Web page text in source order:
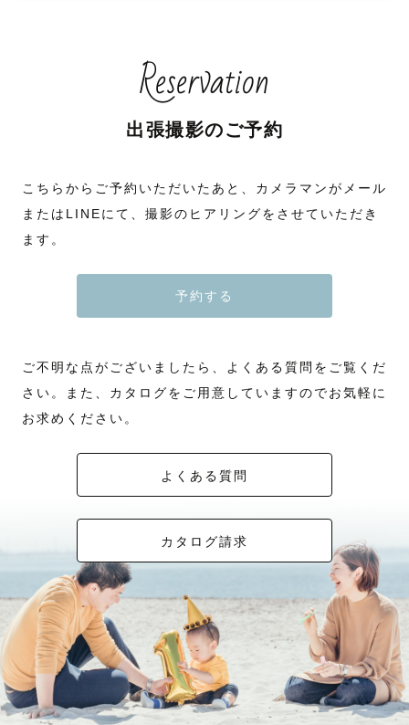
⛩️七五三認定フォトグラファー
🤱🏼お宮参り認定フォトグラファー
👶🏻ナチュラルニューボーン認定フォトグラファー
です！
▶長年風景写真にも携わっているため、青森のロケーションに詳しいで
す。青森ならではの自然風景を取り入れた写真、夕日のドラマチックな雰
▶海外生活の経験があり、日常コミュニケーション程度の英会話が可能で
nice during the shooting! Send me a message through LINE below.
▶青森県内は交通費無料で出張いたします!!
🐑 自己紹介 🐑
青森で生まれ育ちましたが、大学入学とともに北海道へ行き、そこで旅と
写真に目覚め、以降放浪の人生を送ってきた風来坊です🌪️
昔から人に喜んでもらうことが好きだった私ですが、自分が撮った写真を
喜んでもらえることは何ものにも代えられません。
🐏 写真への想い 🐏
私は５人きょうだいの次女に生まれて、とても賑やかな家庭に育ちまし
た。家族のことが好きだったから、学生の頃初めて買った小さなコンデジ
をいつも片手に、なんでもない家族の日常や旅行写真を撮ってはアルバム
にしたり写真集にしてプレゼントしたりしていました。その度喜んでもら
えるのがとても嬉しくて、それが私の原点です。
すぐに忘れてしまいそうなあの頃の小さな幸せの記憶が、今でも手元にた
くさん残っていて、写真を見返す度に当時のあたたかい気持ちがよみがえ
ります。
Reservation
出張撮影のご予約
こちらからご予約いただいたあと、カメラマンがメール
またはLINEにて、撮影のヒアリングをさせていただき
ます。
予約する
ご不明な点がございましたら、よくある質問をご覧くだ
さい。また、カタログをご用意していますのでお気軽に
お求めください。
よくある質問
カタログ請求